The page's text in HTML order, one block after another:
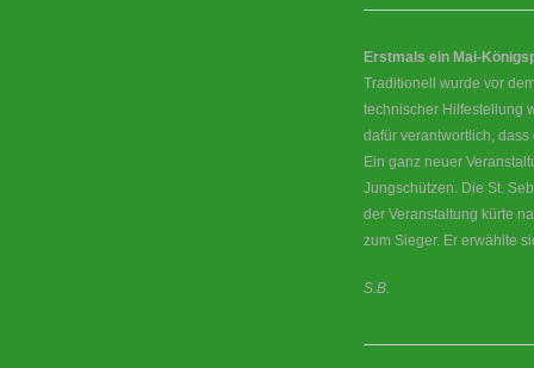
Erstmals ein Mai-
Traditionell wurde vor
technischer Hilfestellung
dafür verantwortlich,
Ein ganz neuer
Jungschützen. Die St.
der Veranstaltung kürte
zum Sieger. Er erwählte
S.B.